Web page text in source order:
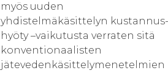
myös uuden
yhdistelmäkäsittelyn kustannus-
hyöty –vaikutusta verraten sitä
konventionaalisten
jätevedenkäsittelymenetelmien